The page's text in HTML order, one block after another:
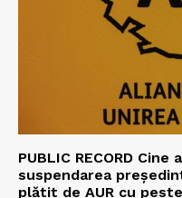
PUBLIC RECORD
suspendarea
plătit de AUR cu